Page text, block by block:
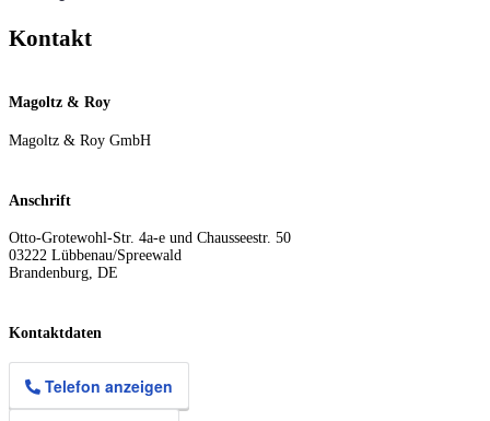
Kontakt
Magoltz & Roy
Magoltz & Roy GmbH
Anschrift
Otto-Grotewohl-Str. 4a-e und Chausseestr. 50
03222 Lübbenau/Spreewald
Brandenburg, DE
Kontaktdaten
Telefon anzeigen